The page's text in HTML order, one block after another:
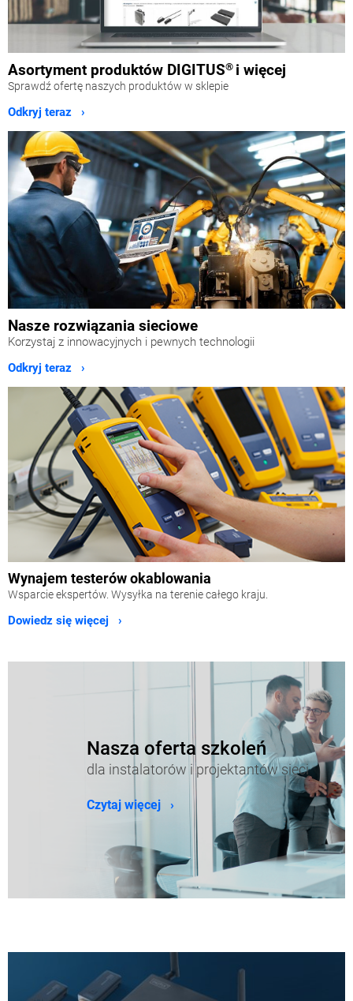
Asortyment produktów DIGITUS® i więcej
Sprawdź ofertę naszych produktów w sklepie
Odkryj teraz ›
Nasze rozwiązania sieciowe
Korzystaj z innowacyjnych i pewnych technologii
Odkryj teraz ›
Wynajem testerów okablowania
Wsparcie ekspertów. Wysyłka na terenie całego kraju.
Dowiedz się więcej ›
Nasza oferta szkoleń
dla instalatorów i projektantów sieci
Czytaj więcej ›